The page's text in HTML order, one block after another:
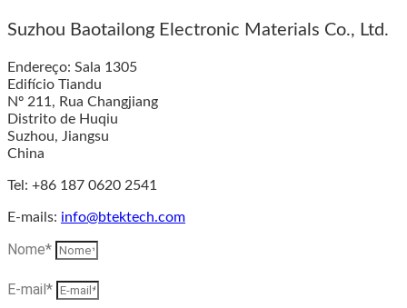
Suzhou Baotailong Electronic Materials Co., Ltd.
Endereço: Sala 1305
Edifício Tiandu
Nº 211, Rua Changjiang
Distrito de Huqiu
Suzhou, Jiangsu
China
Tel: +86 187 0620 2541
E-mails: info@btektech.com
Nome*
E-mail*